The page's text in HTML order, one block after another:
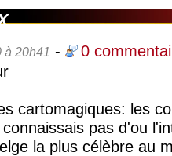
à 20h41 -
0
cartomagiques: les
pas d'ou
la plus célèbre au